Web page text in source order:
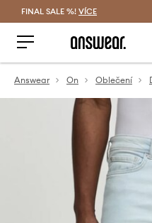
FINAL SALE %! VÍCE
Answear On Oblečení